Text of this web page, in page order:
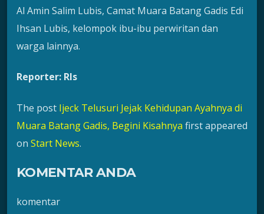
Al Amin Salim Lubis, Camat Muara Batang Gadis Edi
Ihsan Lubis, kelompok ibu-ibu perwiritan dan
warga lainnya.
Reporter: Rls
The post Ijeck Telusuri Jejak Kehidupan Ayahnya di
Muara Batang Gadis, Begini Kisahnya first appeared
on Start News.
KOMENTAR ANDA
komentar